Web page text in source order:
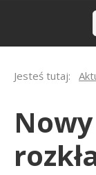
Jesteś tutaj:
Nowy